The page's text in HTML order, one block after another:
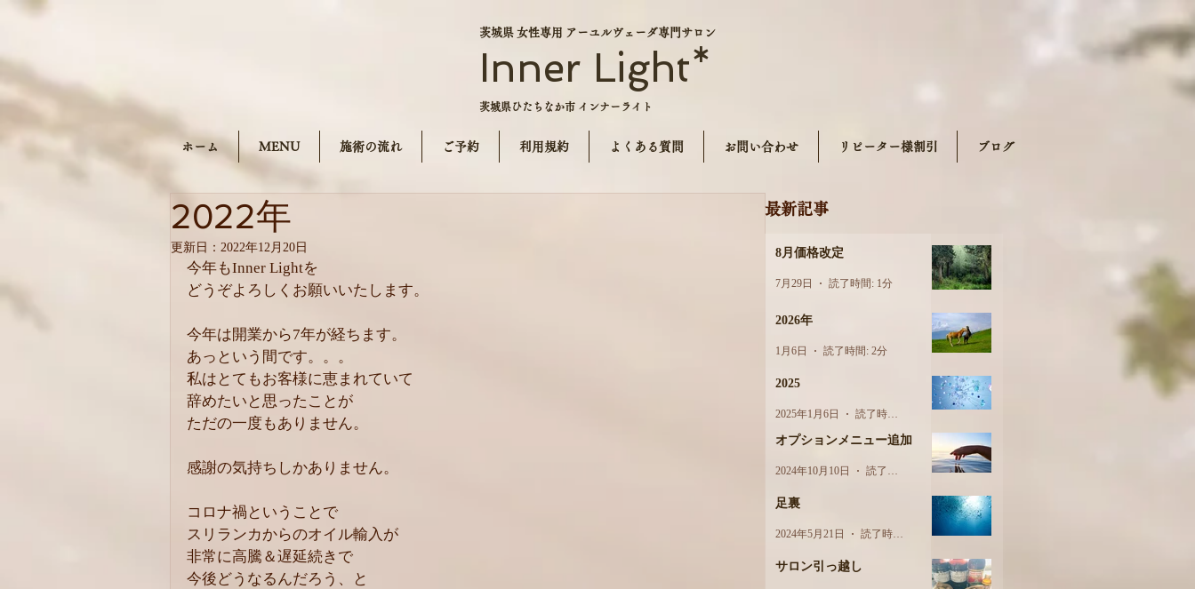
茨城県 女性専用 アーユルヴェーダ専門サロン
Inner Light*
茨城県ひたちなか市 インナーライト
ホーム MENU 施術の流れ ご予約 利用規約 よくある質問 お問い合わせ リピーター様割引 ブログ
2022年
更新日： 2022年12月20日
今年もInner Lightを
どうぞよろしくお願いいたします。
今年は開業から7年が経ちます。
あっという間です。。。
私はとてもお客様に恵まれていて
辞めたいと思ったことが
ただの一度もありません。
感謝の気持ちしかありません。
コロナ禍ということで
スリランカからのオイル輸入が
非常に高騰＆遅延続きで
今後どうなるんだろう、と
最新記事
8月価格改定
7月29日 読了時間: 1分
2026年
1月6日 読了時間: 2分
2025
2025年1月6日
オプションメニュー追加
2024年10月10日
足裏
2024年5月21日
サロン引っ越し